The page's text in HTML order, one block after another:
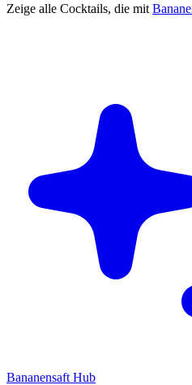
Zeige alle Cocktails, die mit
Bananensaft Hub